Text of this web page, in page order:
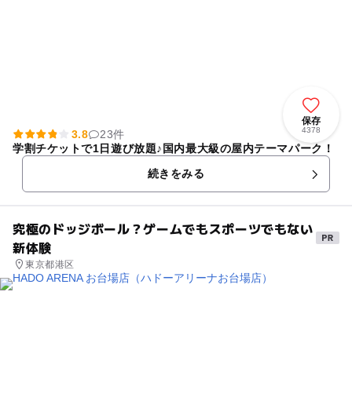
保存
4378
3.8
23件
学割チケットで1日遊び放題♪国内最大級の屋内テーマパーク！
続きをみる
究極のドッジボール？ゲームでもスポーツでもない
新体験
東京都港区